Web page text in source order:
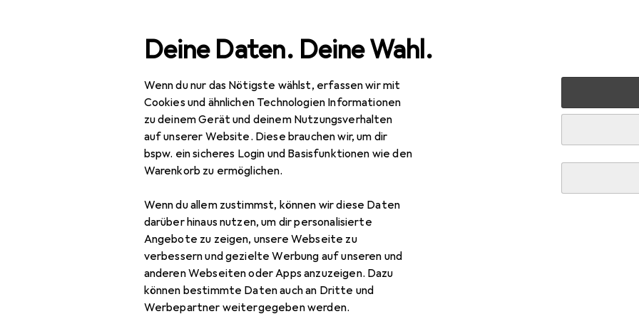
Deine Daten. Deine Wahl.
Wenn du nur das Nötigste wählst, erfassen wir mit
Cookies und ähnlichen Technologien Informationen
zu deinem Gerät und deinem Nutzungsverhalten
auf unserer Website. Diese brauchen wir, um dir
bspw. ein sicheres Login und Basisfunktionen wie den
Warenkorb zu ermöglichen.
Wenn du allem zustimmst, können wir diese Daten
darüber hinaus nutzen, um dir personalisierte
Angebote zu zeigen, unsere Webseite zu
verbessern und gezielte Werbung auf unseren und
anderen Webseiten oder Apps anzuzeigen. Dazu
können bestimmte Daten auch an Dritte und
Werbepartner weitergegeben werden.
Navigation nach Kategorien Gesamtsortiment Wohnen Möbel